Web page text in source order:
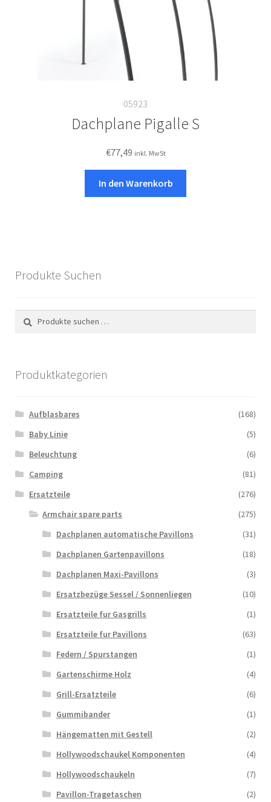
05923
Dachplane Pigalle S
€77,49 inkl. MwSt
In den Warenkorb
Produkte Suchen
nach:
Produktkategorien
Aufblasbares
(168)
Baby Linie
(5)
Beleuchtung
(6)
Camping
(81)
Ersatzteile
(276)
Armchair spare parts
(275)
Dachplanen automatische Pavillons
(31)
Dachplanen Gartenpavillons
(18)
Dachplanen Maxi-Pavillons
(3)
Ersatzbezüge Sessel / Sonnenliegen
(10)
Ersatzteile fur Gasgrills
(1)
Ersatzteile fur Pavillons
(63)
Federn / Spurstangen
(1)
Gartenschirme Holz
(4)
Grill-Ersatzteile
(6)
Gummibander
(1)
Hängematten mit Gestell
(2)
Hollywoodschaukel Komponenten
(4)
Hollywoodschaukeln
(7)
Pavillon-Tragetaschen
(2)